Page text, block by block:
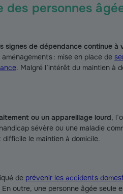
personnes
signes de dépendance continue à
: mise en place de
. Malgré l’intérêt du maintien à
ou un appareillage lourd,
sévère ou une maladie
le maintien à domicile.
de prévenir les accidents
outre, une personne âgée seule